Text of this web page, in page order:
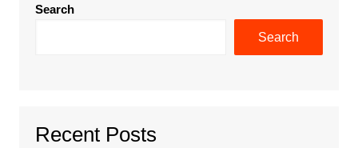
Search
Search
Recent Posts